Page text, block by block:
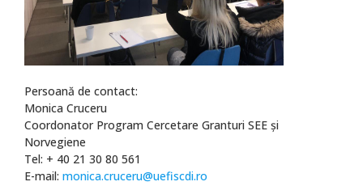
Persoană de contact:
Monica Cruceru
Coordonator Program Cercetare Granturi SEE şi
Norvegiene
Tel: + 40 21 30 80 561
E-mail: monica.cruceru@uefiscdi.ro